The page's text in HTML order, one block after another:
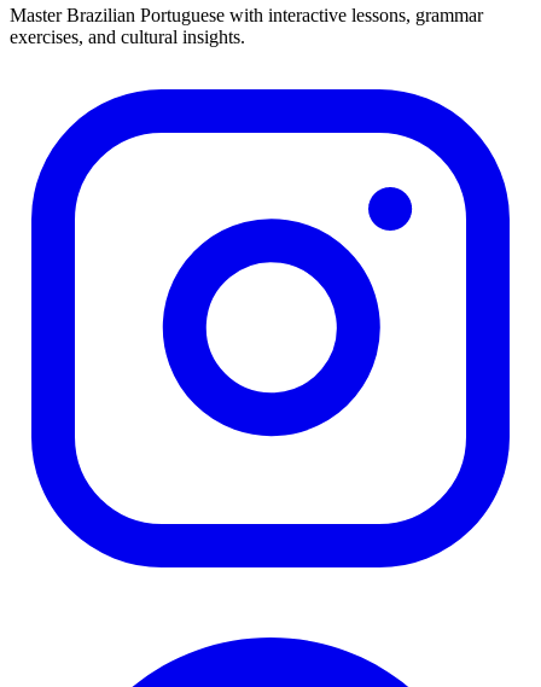
Master Brazilian Portuguese with interactive lessons, grammar
exercises, and cultural insights.